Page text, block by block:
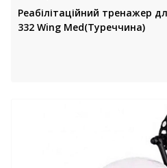
Реабілітаційний тренажер
332 Wing Med(Туреччина)